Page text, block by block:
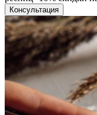
Консультация